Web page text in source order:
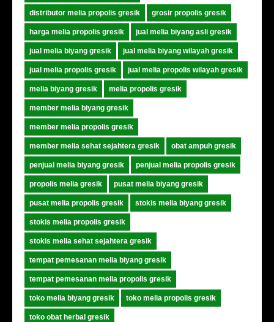
distributor melia propolis gresik grosir propolis gresik
harga melia propolis gresik jual melia biyang asli gresik
jual melia biyang gresik jual melia biyang wilayah gresik
jual melia propolis gresik jual melia propolis wilayah gresik
melia biyang gresik melia propolis gresik
member melia biyang gresik
member melia propolis gresik
member melia sehat sejahtera gresik obat ampuh gresik
penjual melia biyang gresik penjual melia propolis gresik
propolis melia gresik pusat melia biyang gresik
pusat melia propolis gresik stokis melia biyang gresik
stokis melia propolis gresik
stokis melia sehat sejahtera gresik
tempat pemesanan melia biyang gresik
tempat pemesanan melia propolis gresik
toko melia biyang gresik toko melia propolis gresik
toko obat herbal gresik